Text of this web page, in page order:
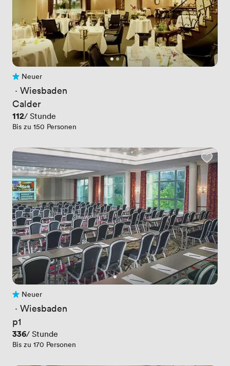
Noch keine Bewertungen
Neuer
· Wiesbaden
Calder
Preis
112/ Stunde
Bis zu 150 Personen
Noch keine Bewertungen
Neuer
· Wiesbaden
p1
Preis
336/ Stunde
Bis zu 170 Personen